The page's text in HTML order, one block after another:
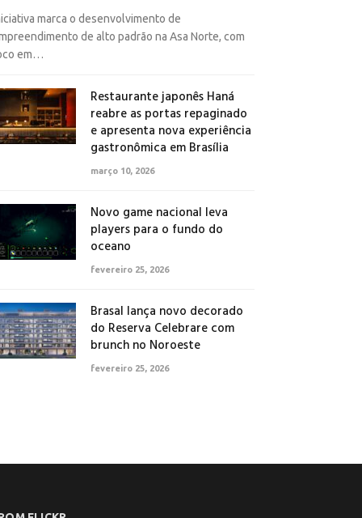
marca o desenvolvimento de
de alto padrão na Asa Norte, com
em…
Restaurante japonês Haná
reabre as portas repaginado
e apresenta nova experiência
gastronômica em Brasília
março 10, 2026
Novo game nacional leva
players para o fundo do
oceano
fevereiro 25, 2026
Brasal lança novo decorado
do Reserva Celebrare com
brunch no Noroeste
fevereiro 25, 2026